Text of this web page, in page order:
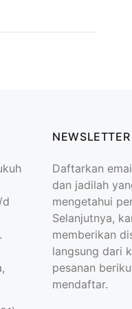
d
Daftarkan
dan jadilah
mengetahui
Selanjutnya,
memberikan
langsung dari
pesanan
mendaftar.